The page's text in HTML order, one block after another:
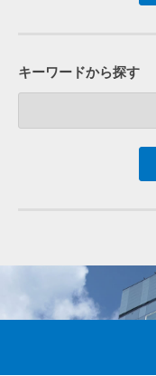
キーワードから探す